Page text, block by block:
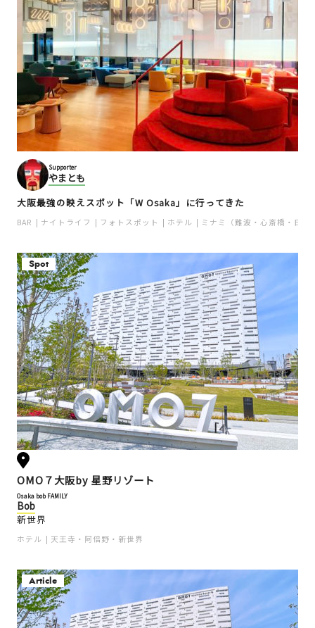
Supporter
やまとも
大阪最強の映えスポット「W Osaka」に行ってきた
BAR ナイトライフ フォトスポット ホテル ミナミ（難波・心斎橋・日本
Spot
OMO７大阪by 星野リゾート
Osaka bob FAMILY
Bob
新世界
ホテル 天王寺・阿倍野・新世界
Article